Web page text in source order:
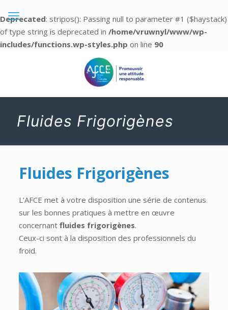
Deprecated: stripos(): Passing null to parameter #1 ($haystack)
of type string is deprecated in /home/vruwnyl/www/wp-
includes/functions.wp-styles.php on line 90
Fluides Frigorigènes
Fluides Frigorigènes
L’AFCE met à votre disposition une série de contenus
sur les bonnes pratiques à mettre en œuvre
concernant fluides frigorigènes.
Ceux-ci sont à la disposition des professionnels du
froid.